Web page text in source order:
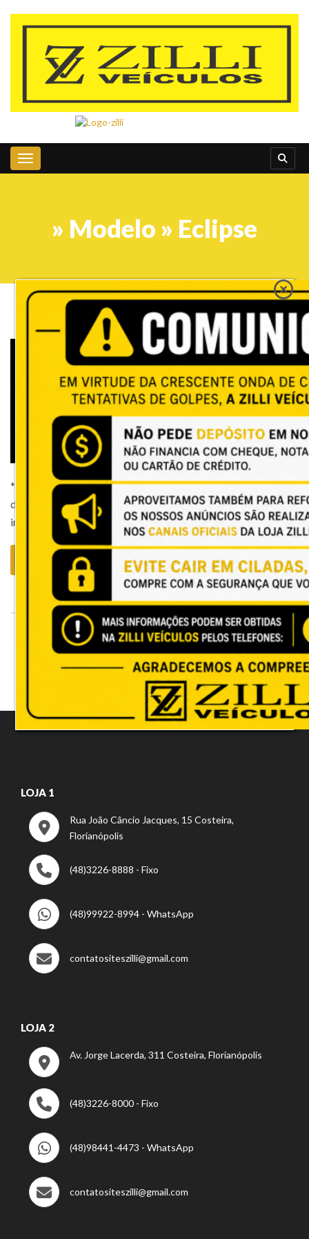
Toggle navigation
» Modelo » Eclipse
Mitsubishi Eclipse CROSS 1.5
HPE-S SPORT AWC 2022
17 de julho de 2026
* Reservamo-nos no direito de corrigir possíveis erros de
digitação e publicação.* Publicado pelo Autos 360, o
integrador oficial do Grupo OLX. Referência: 3746456
Saiba mais
LOJA 1
Rua João Câncio Jacques, 15 Costeira,
Florianópolis
(48)3226-8888 - Fixo
(48)99922-8994 - WhatsApp
contatositeszilli@gmail.com
LOJA 2
Av. Jorge Lacerda, 311 Costeira, Florianópolis
(48)3226-8000 - Fixo
(48)98441-4473 - WhatsApp
contatositeszilli@gmail.com